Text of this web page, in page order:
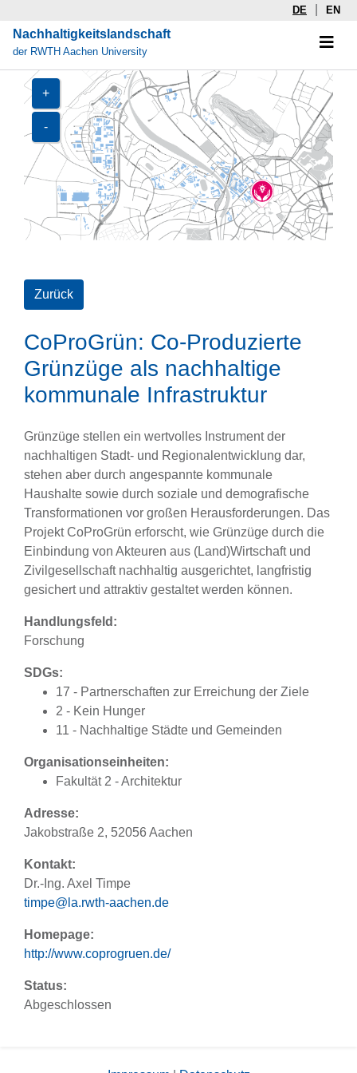
DE EN
Nachhaltigkeitslandschaft
der RWTH Aachen University
+
-
Zurück
CoProGrün: Co-Produzierte
Grünzüge als nachhaltige
kommunale Infrastruktur
Grünzüge stellen ein wertvolles Instrument der
nachhaltigen Stadt- und Regionalentwicklung dar,
stehen aber durch angespannte kommunale
Haushalte sowie durch soziale und demografische
Transformationen vor großen Herausforderungen. Das
Projekt CoProGrün erforscht, wie Grünzüge durch die
Einbindung von Akteuren aus (Land)Wirtschaft und
Zivilgesellschaft nachhaltig ausgerichtet, langfristig
gesichert und attraktiv gestaltet werden können.
Handlungsfeld:
Forschung
SDGs:
17 - Partnerschaften zur Erreichung der Ziele
2 - Kein Hunger
11 - Nachhaltige Städte und Gemeinden
Organisationseinheiten:
Fakultät 2 - Architektur
Adresse:
Jakobstraße 2, 52056 Aachen
Kontakt:
Dr.-Ing. Axel Timpe
timpe@la.rwth-aachen.de
Homepage:
http://www.coprogruen.de/
Status:
Abgeschlossen